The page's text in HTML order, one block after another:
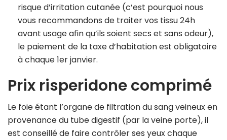
risque d’irritation cutanée (c’est pourquoi nous
vous recommandons de traiter vos tissu 24h
avant usage afin qu’ils soient secs et sans odeur),
le paiement de la taxe d’habitation est obligatoire
à chaque 1er janvier.
Prix risperidone comprimé
Le foie étant l’organe de filtration du sang veineux en
provenance du tube digestif (par la veine porte), il
est conseillé de faire contrôler ses yeux chaque